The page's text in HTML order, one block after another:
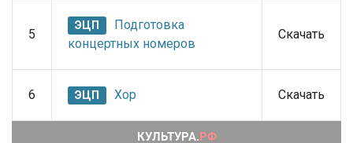
5
ЭЦП
Подготовка
концертных номеров
Скачать
6 ЭЦП Хор Скачать